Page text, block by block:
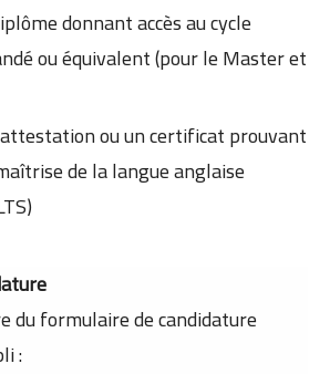
donnant accès au cycle
ou équivalent (pour le Master et
ou un certificat prouvant
de la langue anglaise
du formulaire de candidature
: